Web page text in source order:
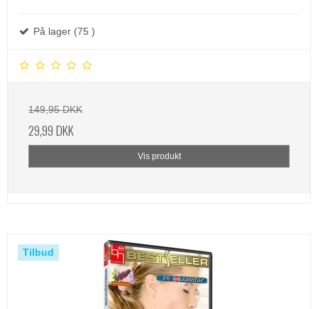
På lager (75 )
149,95 DKK
29,99 DKK
Vis produkt
Tilbud